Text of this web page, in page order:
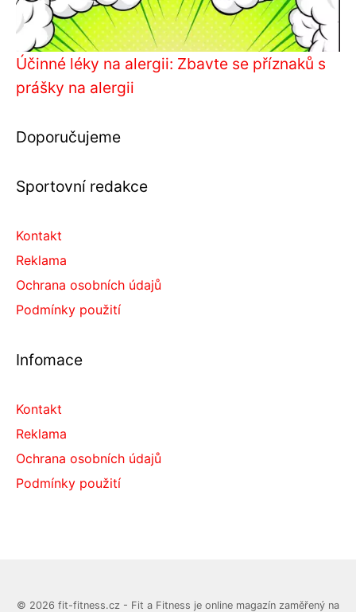
Účinné léky na alergii: Zbavte se příznaků s
prášky na alergii
Doporučujeme
Sportovní redakce
Kontakt
Reklama
Ochrana osobních údajů
Podmínky použití
Infomace
Kontakt
Reklama
Ochrana osobních údajů
Podmínky použití
© 2026 fit-fitness.cz - Fit a Fitness je online magazín zaměřený na